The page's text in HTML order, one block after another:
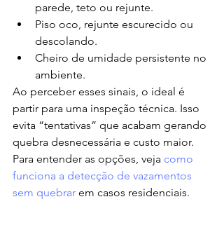
parede, teto ou rejunte.
Piso oco, rejunte escurecido ou
descolando.
Cheiro de umidade persistente no
ambiente.
Ao perceber esses sinais, o ideal é
partir para uma inspeção técnica. Isso
evita “tentativas” que acabam gerando
quebra desnecessária e custo maior.
Para entender as opções, veja como
funciona a detecção de vazamentos
sem quebrar em casos residenciais.